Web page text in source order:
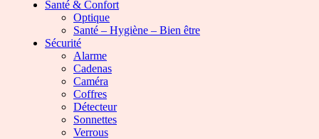
Santé & Confort
Optique
Santé – Hygiène – Bien être
Sécurité
Alarme
Cadenas
Caméra
Coffres
Détecteur
Sonnettes
Verrous